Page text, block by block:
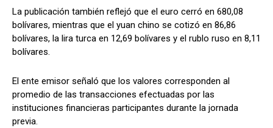
La publicación también reflejó que el euro cerró en 680,08
bolívares, mientras que el yuan chino se cotizó en 86,86
bolívares, la lira turca en 12,69 bolívares y el rublo ruso en 8,11
bolívares.
El ente emisor señaló que los valores corresponden al
promedio de las transacciones efectuadas por las
instituciones financieras participantes durante la jornada
previa.